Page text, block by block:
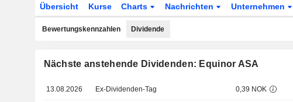
Übersicht Kurse Charts Nachrichten Unternehmen
Bewertungskennzahlen Dividende
Nächste anstehende Dividenden: Equinor ASA
13.08.2026 Ex-Dividenden-Tag 0,39 NOK